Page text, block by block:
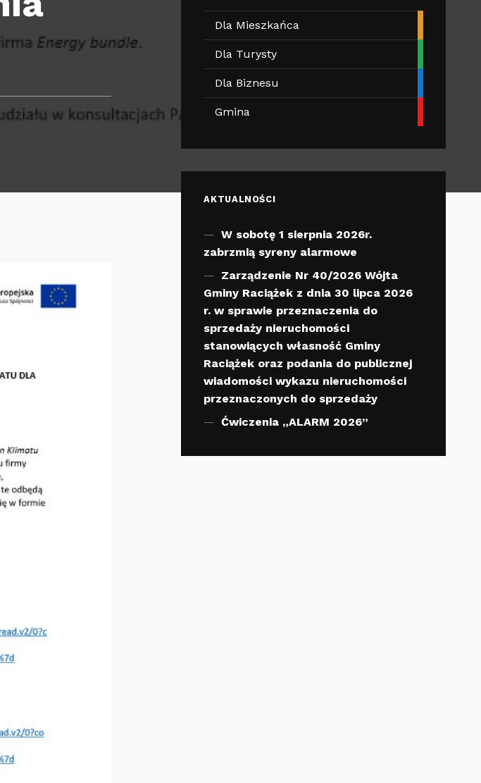
Dla Mieszkańca
Dla Turysty
Dla Biznesu
Gmina
AKTUALNOŚCI
W sobotę 1 sierpnia 2026r.
zabrzmią syreny alarmowe
Zarządzenie Nr 40/2026 Wójta
Gminy Raciążek z dnia 30 lipca 2026
r. w sprawie przeznaczenia do
sprzedaży nieruchomości
stanowiących własność Gminy
Raciążek oraz podania do publicznej
wiadomości wykazu nieruchomości
przeznaczonych do sprzedaży
Ćwiczenia „ALARM 2026”